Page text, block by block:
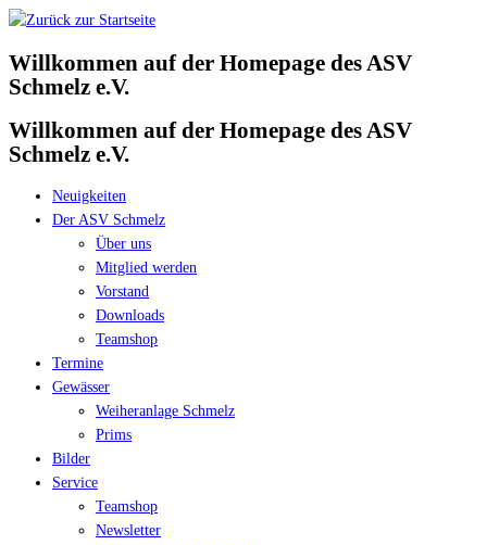
Zum
springen
Willkommen auf der Homepage des ASV
Schmelz e.V.
Willkommen auf der Homepage des ASV
Schmelz e.V.
Neuigkeiten
Der ASV Schmelz
Über uns
Mitglied werden
Vorstand
Downloads
Teamshop
Termine
Gewässer
Weiheranlage Schmelz
Prims
Bilder
Service
Teamshop
Newsletter